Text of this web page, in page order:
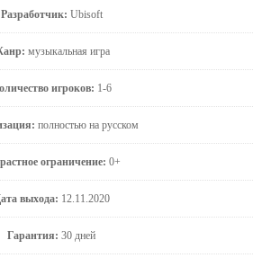
Разработчик: Ubisoft
музыкальная игра
игроков: 1-6
полностью на русском
ограничение: 0+
выхода: 12.11.2020
Гарантия: 30 дней